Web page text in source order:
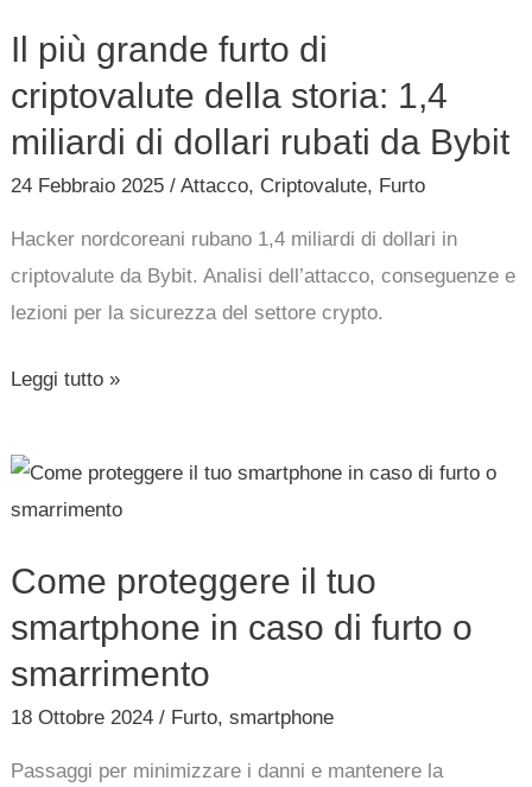
Il più grande furto di
criptovalute della storia: 1,4
miliardi di dollari rubati da Bybit
24 Febbraio 2025/Attacco, Criptovalute, Furto
Hacker nordcoreani rubano 1,4 miliardi di dollari in
criptovalute da Bybit. Analisi dell’attacco, conseguenze e
lezioni per la sicurezza del settore crypto.
miliardi
di
dollari
da
Bybit
Leggi tutto »
Come proteggere il tuo
smartphone in caso di furto o
smarrimento
18 Ottobre 2024/ Furto,smartphone
Passaggi per minimizzare i danni e mantenere la
Come
proteggere
tuo
smartphone
caso
di
furto